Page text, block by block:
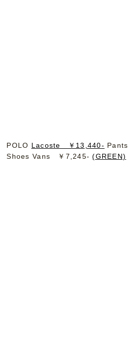
POLO Lacoste ￥13,440- Pants
Shoes Vans ￥7,245-(GREEN)